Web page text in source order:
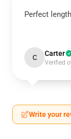
Perfect
C Carter
Verified
Write your